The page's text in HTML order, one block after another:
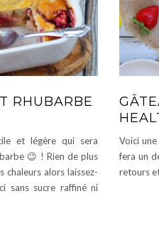
RHUBARBE
et légère qui sera
😉 ! Rien de plus
chaleurs alors laissez-
sans sucre raffiné ni
Voici
fera un
retours